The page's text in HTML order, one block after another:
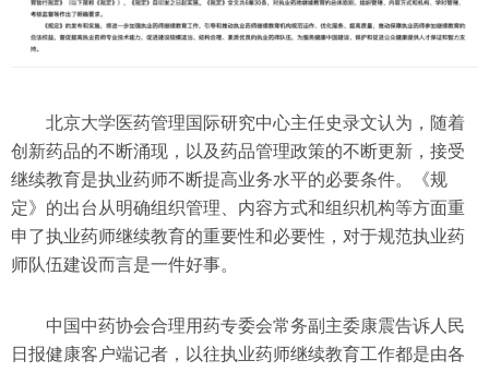
北京大学医药管理国际研究中心主任史录文认为，随着
创新药品的不断涌现，以及药品管理政策的不断更新，接受
继续教育是执业药师不断提高业务水平的必要条件。《规
定》的出台从明确组织管理、内容方式和组织机构等方面重
申了执业药师继续教育的重要性和必要性，对于规范执业药
师队伍建设而言是一件好事。
中国中药协会合理用药专委会常务副主委康震告诉人民
日报健康客户端记者，以往执业药师继续教育工作都是由各